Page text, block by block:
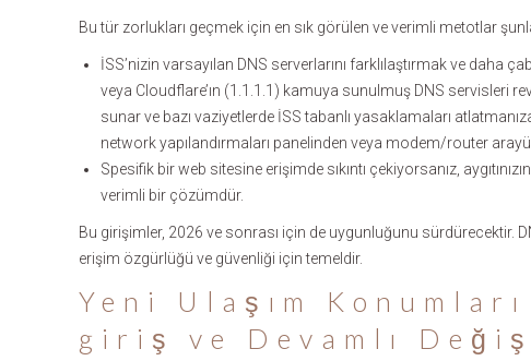
Bu tür zorlukları geçmek için en sık görülen ve verimli metotlar
İSS’nizin varsayılan DNS serverlarını farklılaştırmak ve daha
veya Cloudflare’ın (1.1.1.1) kamuya sunulmuş DNS servisleri
sunar ve bazı vaziyetlerde İSS tabanlı yasaklamaları
network yapılandırmaları panelinden veya modem/router
Spesifik bir web sitesine erişimde sıkıntı çekiyorsanız,
verimli bir çözümdür.
Bu girişimler, 2026 ve sonrası için de uygunluğunu sürdürecektir.
erişim özgürlüğü ve güvenliği için temeldir.
Yeni Ulaşım Konumları
giriş
ve Devamlı